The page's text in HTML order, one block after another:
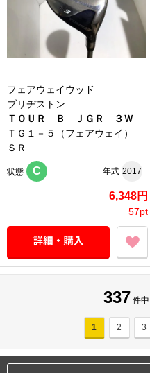
フェアウェイウッド
ブリヂストン
ＴＯＵＲ Ｂ ＪＧＲ ３Ｗ
ＴＧ１－５（フェアウェイ）
ＳＲ
状態 C 年式 2017
6,348円
57pt
337 件
1 2 3